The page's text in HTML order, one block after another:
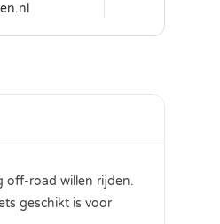
off-road willen rijden.
geschikt is voor